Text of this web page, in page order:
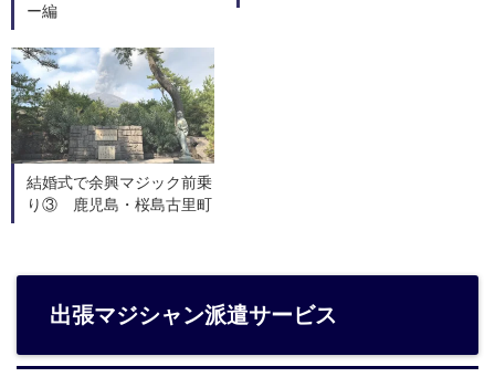
ー編
結婚式で余興マジック前乗
り③ 鹿児島・桜島古里町
出張マジシャン派遣サービス